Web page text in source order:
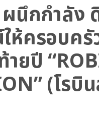
นึกกำลัง
ห้ครอบค
ยปี
(โรบิ